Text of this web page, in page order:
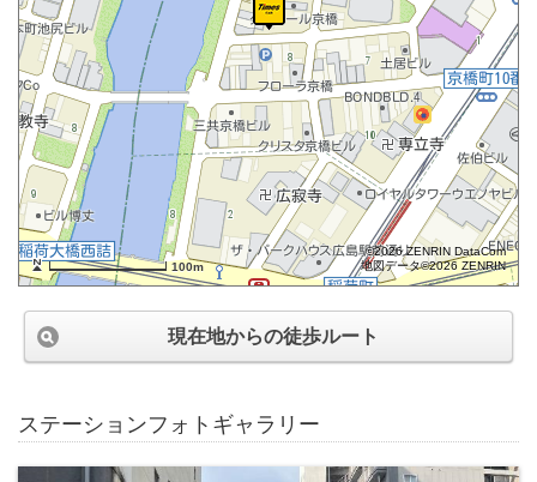
100m
©2026 ZENRIN DataCom
地図データ©2026 ZENRIN
現在地からの徒歩ルート
ステーションフォトギャラリー